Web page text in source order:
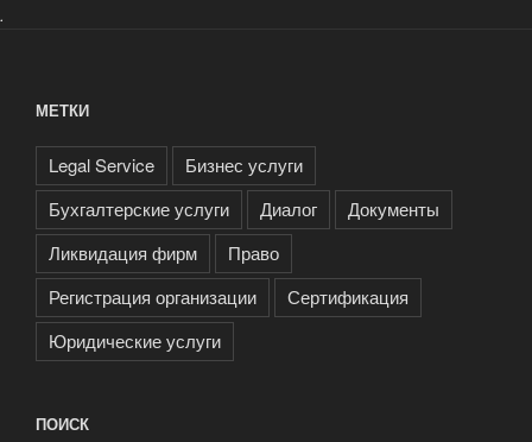
.
МЕТКИ
Legal Service
Бизнес услуги
Бухгалтерские услуги
Диалог
Документы
Ликвидация фирм
Право
Регистрация организации
Сертификация
Юридические услуги
ПОИСК